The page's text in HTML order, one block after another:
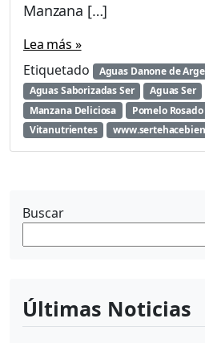
Manzana […]
Lea más »
Etiquetado
Aguas Danone de
Aguas Saborizadas Ser
Aguas Ser
Manzana Deliciosa
Pomelo Rosado
Vitanutrientes
Buscar
Últimas Noticias